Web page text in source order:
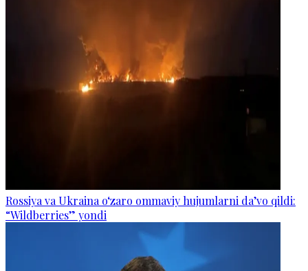
Rossiya va Ukraina o‘zaro ommaviy hujumlarni da’vo qildi:
“Wildberries” yondi